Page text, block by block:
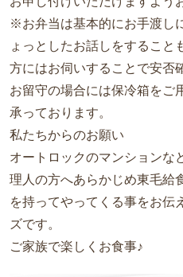
※お弁当は基本的にお手渡し
ょっとしたお話しをすること
方にはお伺いすることで安否
お留守の場合には保冷箱をご
承っております。
私たちからのお願い
オートロックのマンションな
理人の方へあらかじめ東毛給
を持ってやってくる事をお伝
ズです。
ご家族で楽しくお食事♪